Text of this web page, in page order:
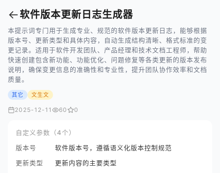
←软件版本更新日志生成器
本提示词专门用于生成专业、规范的软件版本更新日志，能够根据
版本号、更新类型和具体内容，自动生成结构清晰、格式标准的变
更记录。适用于软件开发团队、产品经理和技术文档工程师，帮助
快速创建包含新功能、功能优化、问题修复等各类更新的版本发布
说明，确保变更信息的准确性和专业性，提升团队协作效率和文档
质量。
其它 文生文
2025-12-11 60 0
自定义参数（4个）
版本号
软件版本号，遵循语义化版本控制规范
更新类型
更新内容的主要类型